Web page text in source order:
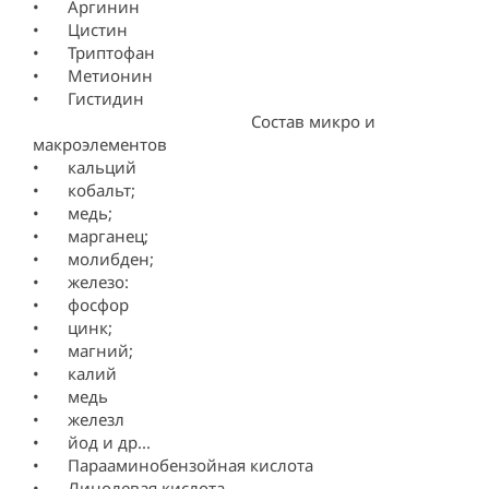
•	Аргинин
•	Цистин
•	Триптофан
•	Метионин
•	Гистидин
макроэлементов
•	кальций
•	кобальт;
•	медь;
•	марганец;
•	молибден;
•	железо:
•	фосфор
•	цинк;
•	магний;
•	калий
•	медь
•	железл
•	йод и др...
•	Парааминобензойная кислота